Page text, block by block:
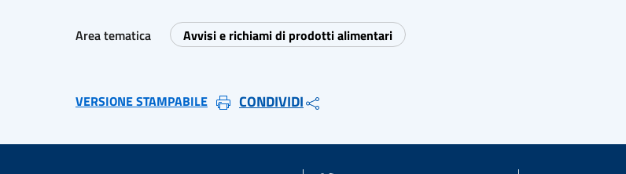
Area tematica Avvisi e richiami di prodotti alimentari
VERSIONE STAMPABILE CONDIVIDI